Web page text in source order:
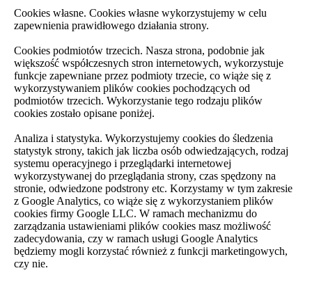
Cookies własne. Cookies własne wykorzystujemy w celu
zapewnienia prawidłowego działania strony.
Cookies podmiotów trzecich. Nasza strona, podobnie jak
większość współczesnych stron internetowych, wykorzystuje
funkcje zapewniane przez podmioty trzecie, co wiąże się z
wykorzystywaniem plików cookies pochodzących od
podmiotów trzecich. Wykorzystanie tego rodzaju plików
cookies zostało opisane poniżej.
Analiza i statystyka. Wykorzystujemy cookies do śledzenia
statystyk strony, takich jak liczba osób odwiedzających, rodzaj
systemu operacyjnego i przeglądarki internetowej
wykorzystywanej do przeglądania strony, czas spędzony na
stronie, odwiedzone podstrony etc. Korzystamy w tym zakresie
z Google Analytics, co wiąże się z wykorzystaniem plików
cookies firmy Google LLC. W ramach mechanizmu do
zarządzania ustawieniami plików cookies masz możliwość
zadecydowania, czy w ramach usługi Google Analytics
będziemy mogli korzystać również z funkcji marketingowych,
czy nie.